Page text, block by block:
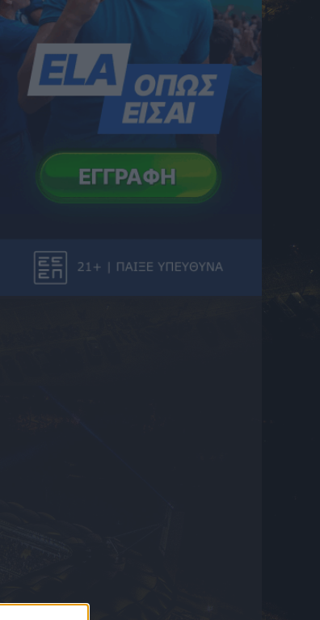
Ηρακλής, μεταγραφές: Ο Γηραιός
ενδιαφέρεται για τον Ντάμε Γκέιγ, συμφώνα
με γαλλικό δημοσίευμα
7 Αυγούστου 2026 21:59
Πυροσβέστες Λακωνίας: Καταγγέλλουν
μετακίνηση πυροσβεστικού οχήματος 60
ετών στο Πόρτο Γερμενό
Παίρνει τον Ρούλι από τη Μαρσέιγ η
Μάντσεστερ Σίτι
7 Αυγούστου 2026 21:25
ο Μεϊτέ
7 Αυγούστου 2026 21:13
7 Αυγούστου 2026 20:25